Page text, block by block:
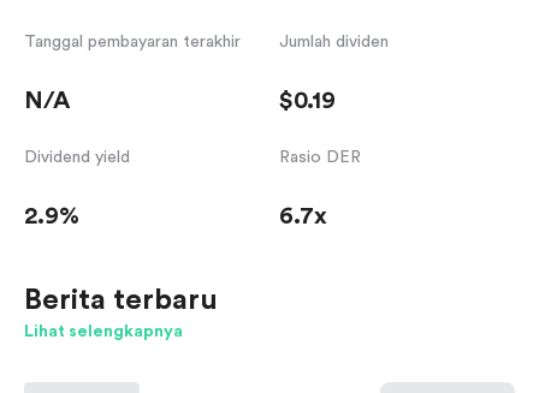
Tanggal pembayaran terakhir
N/A
Jumlah dividen
$0.19
Dividend yield
2.9%
Rasio DER
6.7x
Berita terbaru
Lihat selengkapnya